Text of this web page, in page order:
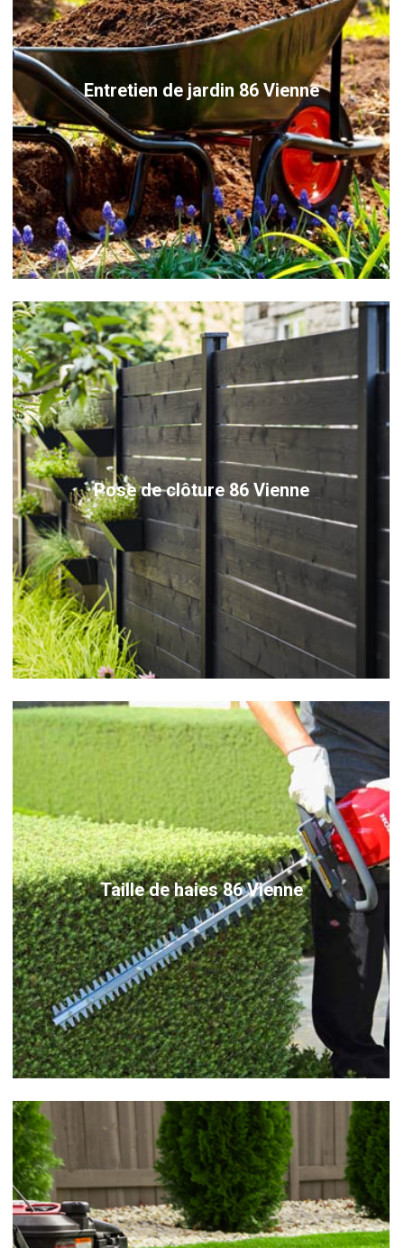
Entretien de jardin 86 Vienne
Pose de clôture 86 Vienne
Taille de haies 86 Vienne